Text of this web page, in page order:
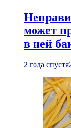
может
в ней
2 года спустя